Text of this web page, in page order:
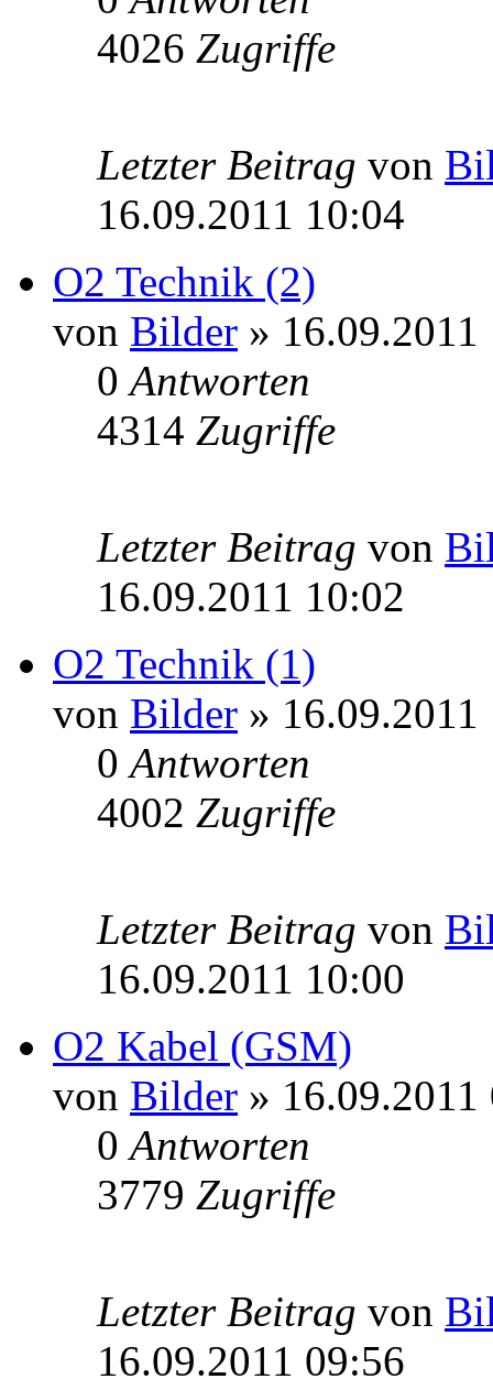
4026 Zugriffe
Letzter Beitrag von
16.09.2011 10:04
O2 Technik (2)
von Bilder » 16.09.2011
0Antworten
4314 Zugriffe
Letzter Beitrag von
16.09.2011 10:02
O2 Technik (1)
von Bilder » 16.09.2011
0Antworten
4002 Zugriffe
Letzter Beitrag von
16.09.2011 10:00
O2 Kabel (GSM)
von Bilder » 16.09.2011
0Antworten
3779 Zugriffe
Letzter Beitrag von
16.09.2011 09:56